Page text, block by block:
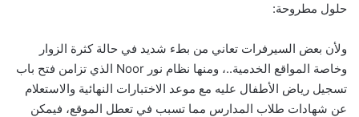
حلول مطروحة:
ولأن بعض السيرفرات تعاني من بطء شديد في حالة كثرة الزوار
وخاصة المواقع الخدمية..، ومنها نظام نور Noor الذي تزامن فتح باب
تسجيل رياض الأطفال عليه مع موعد الاختبارات النهائية والاستعلام
عن شهادات طلاب المدارس مما تسبب في تعطل الموقع، فيمكن